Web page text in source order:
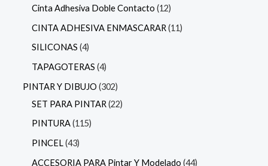
Cinta Adhesiva Doble Contacto 12
CINTA ADHESIVA ENMASCARAR 11
SILICONAS 4
TAPAGOTERAS 4
PINTAR Y DIBUJO 302
SET PARA PINTAR 22
PINTURA 115
PINCEL 43
ACCESORIA PARA Pintar Y Modelado 44